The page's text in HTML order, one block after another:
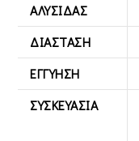
ΑΛΥΣΊΔΑΣ
ΔΙΆΣΤΑΣΗ
ΕΓΓΎΗΣΗ
ΣΥΣΚΕΥΑΣΊΑ